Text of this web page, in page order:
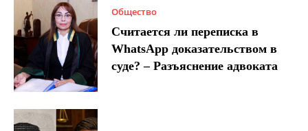
Общество
Считается ли переписка в
WhatsApp доказательством в
суде? – Разъяснение адвоката